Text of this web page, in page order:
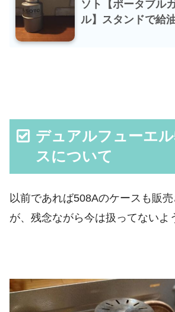
ソト【ポータブル
ル】スタンドで給
デュアルフューエ
スについて
以前であれば508Aのケースも販
が、残念ながら今は扱ってないよ